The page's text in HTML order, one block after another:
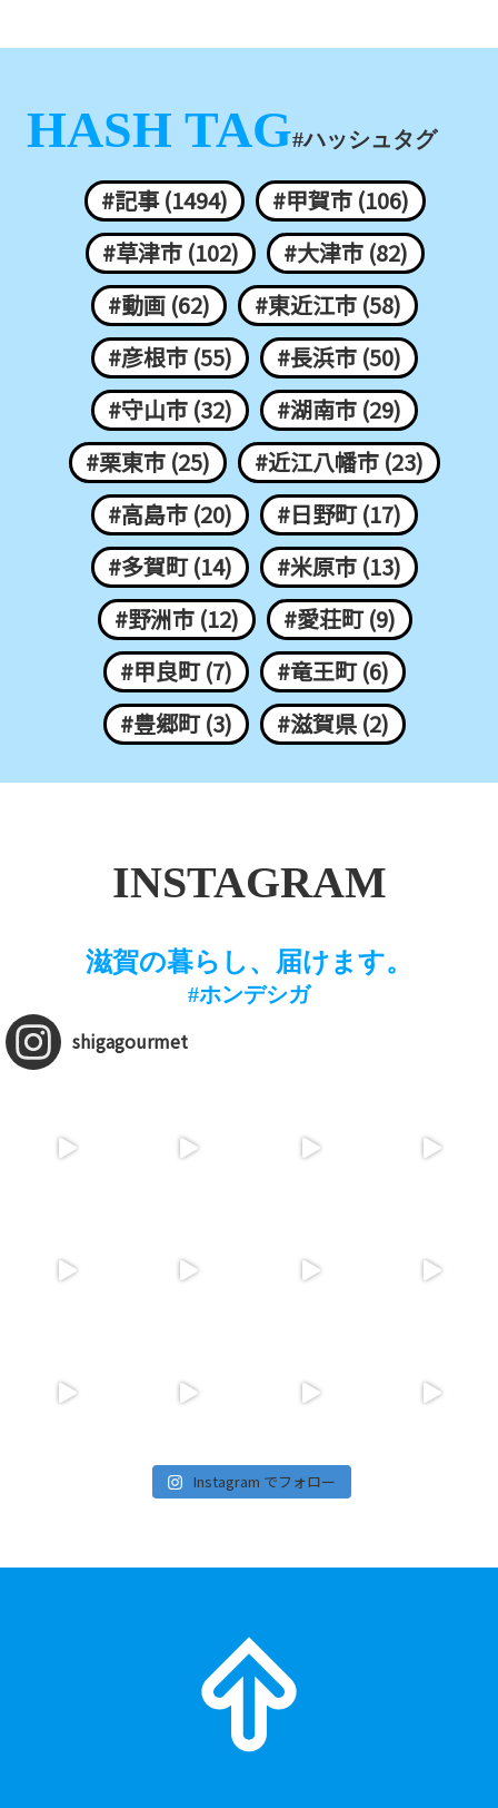
HASH TAG#ハッシュタグ
#記事 (1494)
#甲賀市 (106)
#草津市 (102)
#大津市 (82)
#動画 (62)
#東近江市 (58)
#彦根市 (55)
#長浜市 (50)
#守山市 (32)
#湖南市 (29)
#栗東市 (25)
#近江八幡市 (23)
#高島市 (20)
#日野町 (17)
#多賀町 (14)
#米原市 (13)
#野洲市 (12)
#愛荘町 (9)
#甲良町 (7)
#竜王町 (6)
#豊郷町 (3)
#滋賀県 (2)
INSTAGRAM
滋賀の暮らし、届けます。
#ホンデシガ
shigagourmet
Instagram でフォロー